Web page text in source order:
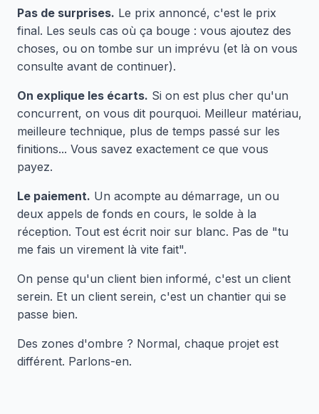
Pas de surprises. Le prix annoncé, c'est le prix
final. Les seuls cas où ça bouge : vous ajoutez des
choses, ou on tombe sur un imprévu (et là on vous
consulte avant de continuer).
On explique les écarts. Si on est plus cher qu'un
concurrent, on vous dit pourquoi. Meilleur matériau,
meilleure technique, plus de temps passé sur les
finitions... Vous savez exactement ce que vous
payez.
Le paiement. Un acompte au démarrage, un ou
deux appels de fonds en cours, le solde à la
réception. Tout est écrit noir sur blanc. Pas de "tu
me fais un virement là vite fait".
On pense qu'un client bien informé, c'est un client
serein. Et un client serein, c'est un chantier qui se
passe bien.
Des zones d'ombre ? Normal, chaque projet est
différent. Parlons-en.